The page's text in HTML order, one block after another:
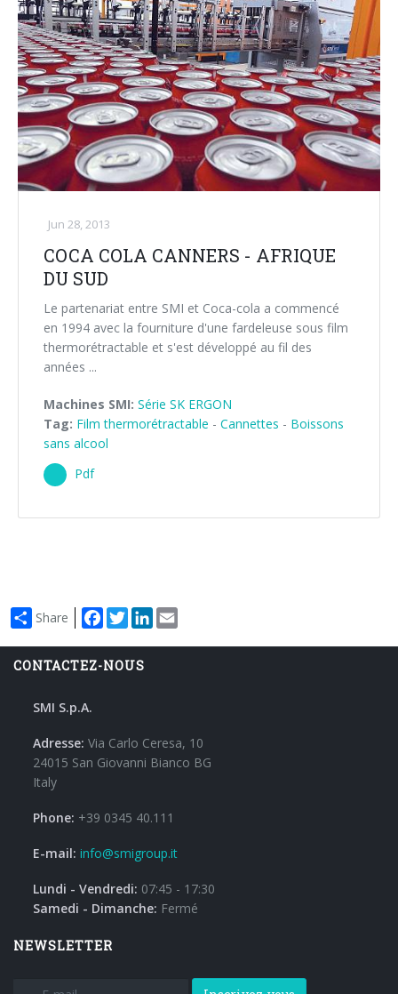
Jun 28, 2013
COCA COLA CANNERS - AFRIQUE
DU SUD
Le partenariat entre SMI et Coca-cola a commencé
en 1994 avec la fourniture d'une fardeleuse sous film
thermorétractable et s'est développé au fil des
années ...
Machines SMI: Série SK ERGON
Tag: Film thermorétractable - Cannettes - Boissons
sans alcool
Pdf
Share Facebook
TwitterLinkedIn
CONTACTEZ-NOUS
SMI S.p.A.
Adresse: Via Carlo Ceresa, 10
24015 San Giovanni Bianco BG
Italy
Phone: +39 0345 40.111
E-mail: info@smigroup.it
Lundi - Vendredi: 07:45 - 17:30
Samedi - Dimanche: Fermé
NEWSLETTER